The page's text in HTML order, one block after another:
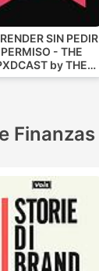
SIN PEDIR
PERMISO - THE
by THE
CROSS
Finanzas